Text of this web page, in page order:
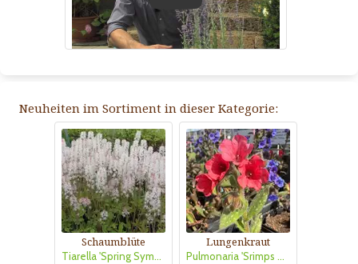
Neuheiten im Sortiment in dieser Kategorie:
Schaumblüte
Tiarella 'Spring Symphony'
Lungenkraut
Pulmonaria 'Srimps on the Barbie'